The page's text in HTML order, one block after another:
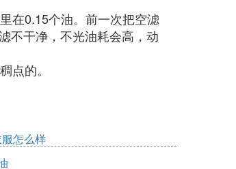
在0.15个油。前一次把空滤
不干净，不光油耗会高，动
点的。
怎么样